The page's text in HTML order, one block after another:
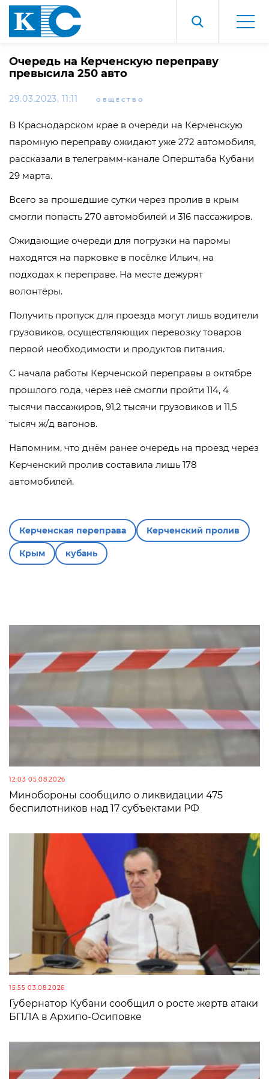
Очередь на Керченскую переправу
превысила 250 авто
29.03.2023, 11:11 ОБЩЕСТВО
В Краснодарском крае в очереди на Керченскую
паромную переправу ожидают уже 272 автомобиля,
рассказали в телеграмм-канале Оперштаба Кубани
29 марта.
Всего за прошедшие сутки через пролив в крым
смогли попасть 270 автомобилей и 316 пассажиров.
Ожидающие очереди для погрузки на паромы
находятся на парковке в посёлке Ильич, на
подходах к переправе. На месте дежурят
волонтёры.
Получить пропуск для проезда могут лишь водители
грузовиков, осуществляющих перевозку товаров
первой необходимости и продуктов питания.
С начала работы Керченской переправы в октябре
прошлого года, через неё смогли пройти 114, 4
тысячи пассажиров, 91,2 тысячи грузовиков и 11,5
тысяч ж/д вагонов.
Напомним, что днём ранее очередь на проезд через
Керченский пролив составила лишь 178
автомобилей.
Керченская переправа Керченский пролив
Крым кубань
12:03 05.08.2026
Минобороны сообщило о ликвидации 475
беспилотников над 17 субъектами РФ
15:55 03.08.2026
Губернатор Кубани сообщил о росте жертв атаки
БПЛА в Архипо-Осиповке